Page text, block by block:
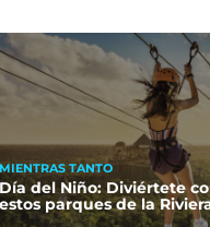
MIENTRAS TANTO
Día del Niño: Diviértete
estos parques de la